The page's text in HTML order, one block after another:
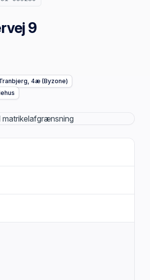
9
4æ (Byzone)